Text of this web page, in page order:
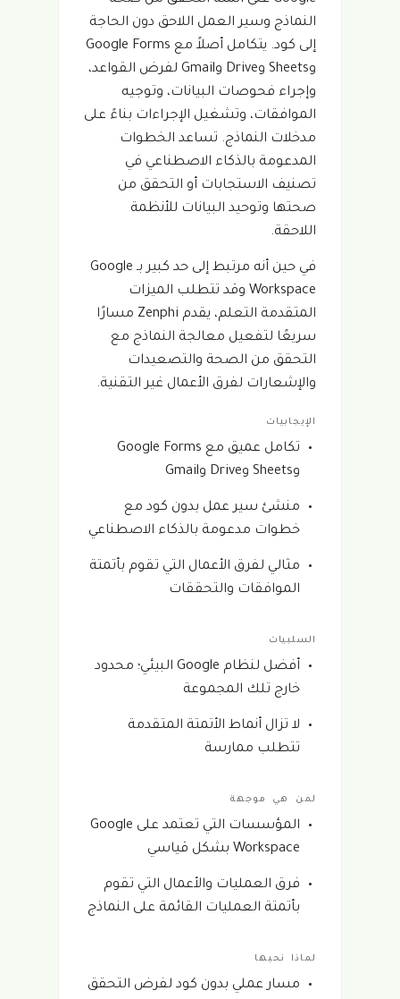
النماذج وسير العمل اللاحق دون الحاجة
إلى كود. يتكامل أصلاً مع Google Forms
وSheets وDrive وGmail لفرض القواعد،
وإجراء فحوصات البيانات، وتوجيه
الموافقات، وتشغيل الإجراءات بناءً على
مدخلات النماذج. تساعد الخطوات
المدعومة بالذكاء الاصطناعي في
تصنيف الاستجابات أو التحقق من
صحتها وتوحيد البيانات للأنظمة
اللاحقة.
في حين أنه مرتبط إلى حد كبير بـ Google
Workspace وقد تتطلب الميزات
المتقدمة التعلم، يقدم Zenphi مسارًا
سريعًا لتفعيل معالجة النماذج مع
التحقق من الصحة والتصعيدات
والإشعارات لفرق الأعمال غير التقنية.
الإيجابيات
تكامل عميق مع Google Forms
وSheets وDrive وGmail
منشئ سير عمل بدون كود مع
خطوات مدعومة بالذكاء الاصطناعي
مثالي لفرق الأعمال التي تقوم بأتمتة
الموافقات والتحققات
السلبيات
أفضل لنظام Google البيئي؛ محدود
خارج تلك المجموعة
لا تزال أنماط الأتمتة المتقدمة
تتطلب ممارسة
لمن هي موجهة
المؤسسات التي تعتمد على Google
Workspace بشكل قياسي
فرق العمليات والأعمال التي تقوم
بأتمتة العمليات القائمة على النماذج
لماذا نحبها
مسار عملي بدون كود لفرض التحقق